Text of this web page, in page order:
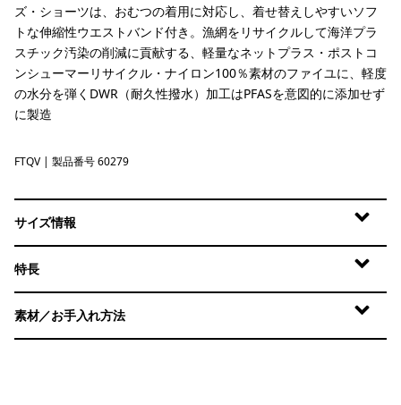
ズ・ショーツは、おむつの着用に対応し、着せ替えしやすいソフ
トな伸縮性ウエストバンド付き。漁網をリサイクルして海洋プラ
スチック汚染の削減に貢献する、軽量なネットプラス・ポストコ
ンシューマーリサイクル・ナイロン100％素材のファイユに、軽度
の水分を弾くDWR（耐久性撥水）加工はPFASを意図的に添加せず
に製造
Fruity Times: Quiet Violet
FTQV | 製品番号 60279
サイズ情報
特長
素材／お手入れ方法